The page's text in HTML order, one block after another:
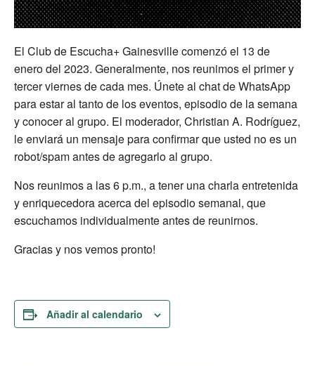
El Club de Escucha+ Gainesville comenzó el 13 de
enero del 2023. Generalmente, nos reunimos el primer y
tercer viernes de cada mes. Únete al chat de WhatsApp
para estar al tanto de los eventos, episodio de la semana
y conocer al grupo. El moderador, Christian A. Rodríguez,
le enviará un mensaje para confirmar que usted no es un
robot/spam antes de agregarlo al grupo.
Nos reunimos a las 6 p.m., a tener una charla entretenida
y enriquecedora acerca del episodio semanal, que
escuchamos individualmente antes de reunirnos.
Gracias y nos vemos pronto!
Añadir al calendario